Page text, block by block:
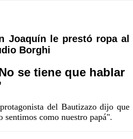
Joaquín le prestó ropa al
Borghi
se tiene que hablar
del Bautizazo dijo que
sentimos como nuestro papá".